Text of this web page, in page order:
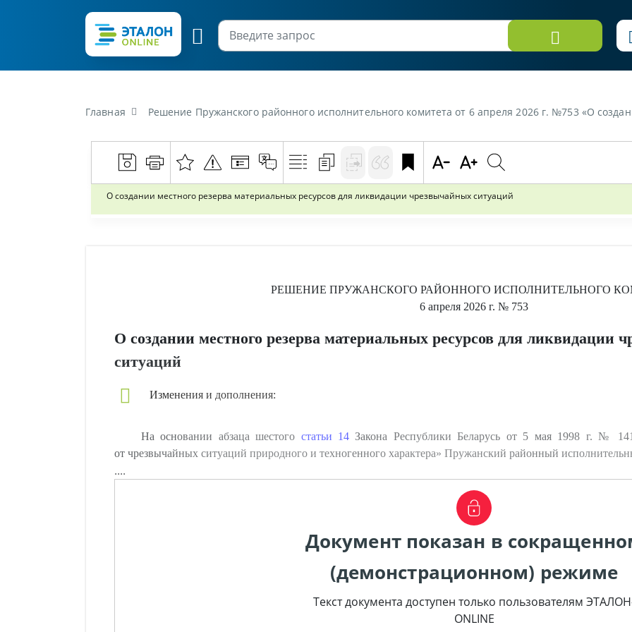
Главная Решение Пружанского районного исполнительного комитета от 6 апреля 2026 г. №753 «О создании местного резерва
О создании местного резерва материальных ресурсов для ликвидации чрезвычайных ситуаций
РЕШЕНИЕ ПРУЖАНСКОГО РАЙОННОГО ИСПОЛНИТЕЛЬНОГО
6 апреля 2026 г. № 753
О создании местного резерва материальных ресурсов для ликвидации
ситуаций
Изменения и дополнения:
На основании абзаца шестого статьи 14 Закона Республики Беларусь от 5 мая 1998 г. №
от чрезвычайных ситуаций природного и техногенного характера» Пружанский районный
....
Документ показан в
(демонстрационном) режиме
Текст документа доступен только пользователям
ONLINE